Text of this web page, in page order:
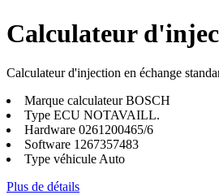
Calculateur
Calculateur d'injection en échange
Marque calculateurBOSCH
Type ECU NOTAVAILL.
Hardware 0261200465/6
Software 1267357483
Type véhicule Auto
Plus de détails